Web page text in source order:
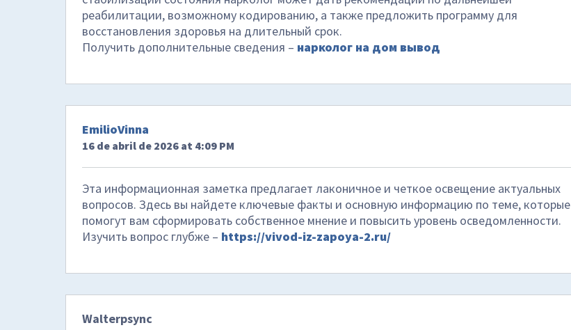
реабилитации, возможному кодированию, а также предложить программу для
восстановления здоровья на длительный срок.
Получить дополнительные сведения – нарколог на дом вывод
EmilioVinna
16 de abril de 2026 at 4:09 PM
Эта информационная заметка предлагает лаконичное и четкое освещение актуальных
вопросов. Здесь вы найдете ключевые факты и основную информацию по теме, которые
помогут вам сформировать собственное мнение и повысить уровень осведомленности.
Изучить вопрос глубже – https://vivod-iz-zapoya-2.ru/
Walterpsync